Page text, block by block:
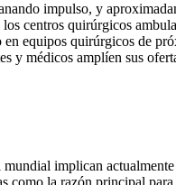
impulso, y
centros quirúrgicos
equipos quirúrgicos de
y médicos amplíen sus
implican